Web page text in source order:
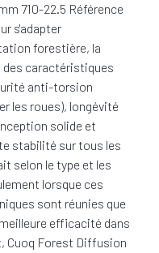
710-22.5 Référence
s'adapter
forestière, la
des caractéristiques
anti-torsion
les roues), longévité
solide et
stabilité sur tous les
selon le type et les
lorsque ces
sont réunies que
efficacité dans
Cuoq Forest Diffusion